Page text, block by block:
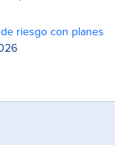
riesgo con planes